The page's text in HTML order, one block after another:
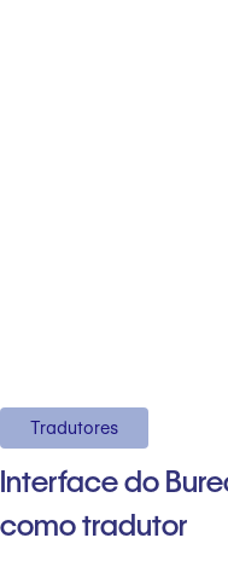
Tradutores
Interface do
como tradutor